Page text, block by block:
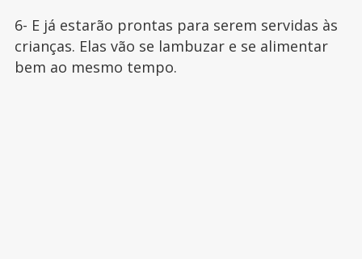
6- E já estarão prontas para serem servidas às
crianças. Elas vão se lambuzar e se alimentar
bem ao mesmo tempo.